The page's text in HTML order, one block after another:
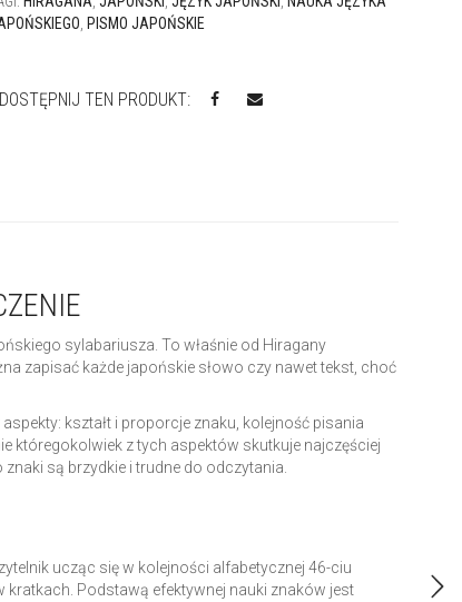
PISMO JAPOŃSKIE
TEN PRODUKT:
sylabariusza. To właśnie od Hiragany
zapisać każde japońskie słowo czy nawet tekst, choć
kształt i proporcje znaku, kolejność pisania
któregokolwiek z tych aspektów skutkuje najczęściej
są brzydkie i trudne do odczytania.
ucząc się w kolejności alfabetycznej 46-ciu
Podstawą efektywnej nauki znaków jest